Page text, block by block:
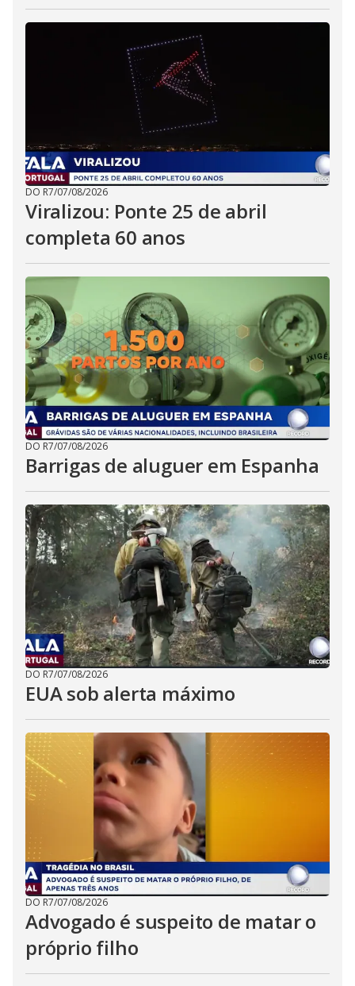
DO R7/07/08/2026
Viralizou: Ponte 25 de abril
completa 60 anos
DO R7/07/08/2026
Barrigas de aluguer em Espanha
DO R7/07/08/2026
EUA sob alerta máximo
DO R7/07/08/2026
Advogado é suspeito de matar o
próprio filho